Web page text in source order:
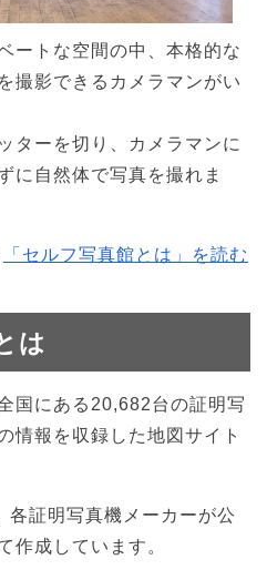
ートな空間の中、本格的な
撮影できるカメラマンがい
ターを切り、カメラマンに
に自然体で写真を撮れま
「セルフ写真館とは」を読む
は
国にある20,682台の証明写
情報を収録した地図サイト
証明写真機メーカーが公
作成しています。